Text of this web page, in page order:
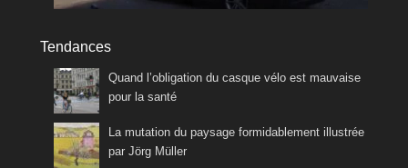
Tendances
Quand l’obligation du casque vélo est mauvaise
pour la santé
La mutation du paysage formidablement illustrée
par Jörg Müller